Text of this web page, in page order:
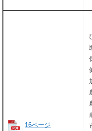
16ページ